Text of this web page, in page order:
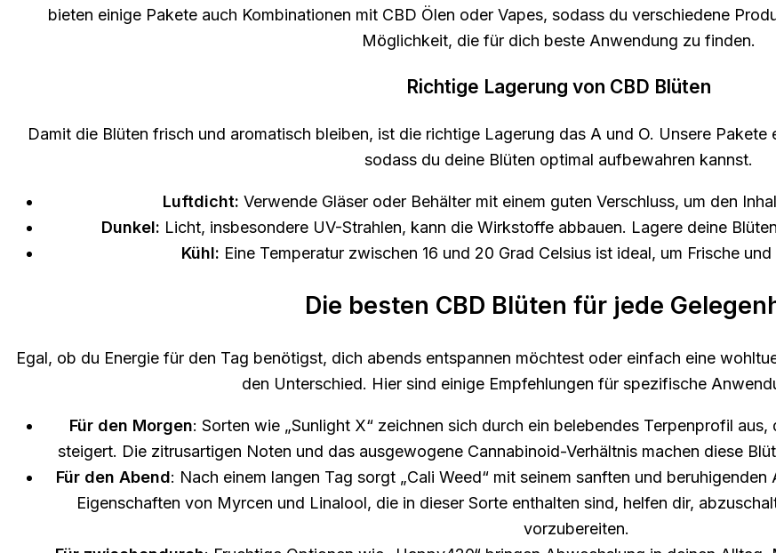
bieten einige Pakete auch Kombinationen mit CBD Ölen oder Vapes, sodass du verschiedene
Möglichkeit, die für dich beste Anwendung zu finden.
Richtige Lagerung von CBD Blüten
Damit die Blüten frisch und aromatisch bleiben, ist die richtige Lagerung das A und O. Unsere
sodass du deine Blüten optimal aufbewahren kannst.
Luftdicht: Verwende Gläser oder Behälter mit einem guten Verschluss, um den
Dunkel: Licht, insbesondere UV-Strahlen, kann die Wirkstoffe abbauen. Lagere deine
Kühl: Eine Temperatur zwischen 16 und 20 Grad Celsius ist ideal, um Frische
Die besten CBD Blüten für jede
Egal, ob du Energie für den Tag benötigst, dich abends entspannen möchtest oder einfach eine
den Unterschied. Hier sind einige Empfehlungen für spezifische
Für den Morgen: Sorten wie „Sunlight X“ zeichnen sich durch ein belebendes Terpenprofil
steigert. Die zitrusartigen Noten und das ausgewogene Cannabinoid-Verhältnis machen diese
Für den Abend: Nach einem langen Tag sorgt „Cali Weed“ mit seinem sanften und
Eigenschaften von Myrcen und Linalool, die in dieser Sorte enthalten sind, helfen dir,
vorzubereiten.